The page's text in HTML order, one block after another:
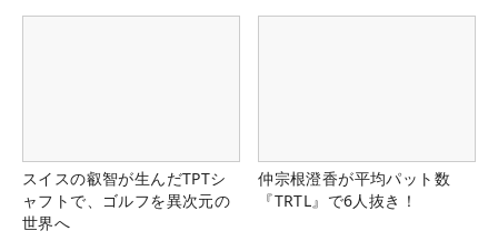
スイスの叡智が生んだTPTシ
ャフトで、ゴルフを異次元の
世界へ
仲宗根澄香が平均パット数
『TRTL』で6人抜き！